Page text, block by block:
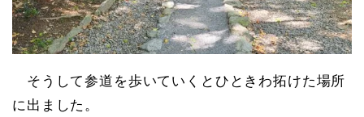
そうして参道を歩いていくとひときわ拓けた場所
に出ました。